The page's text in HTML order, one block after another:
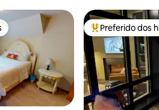
Entre os
Preferido dos